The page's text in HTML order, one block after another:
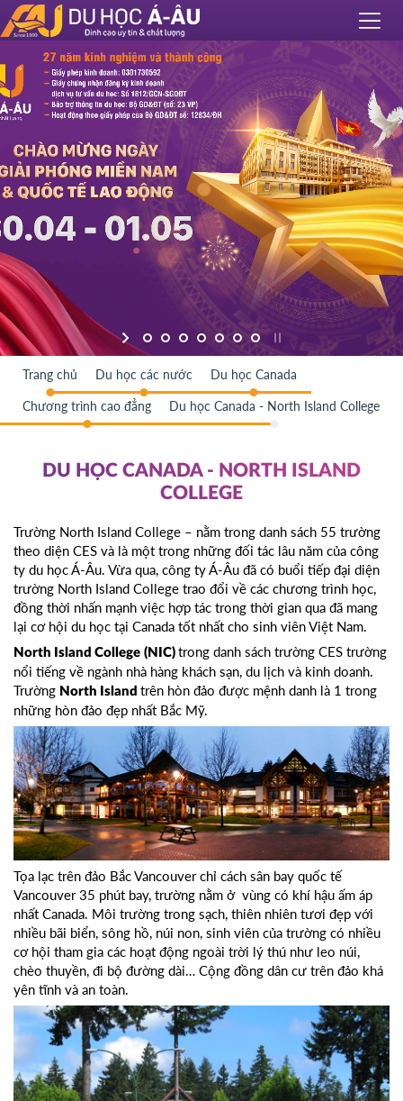
Trang chủ Du học các nước Du học Canada
Chương trình cao đẳng Du học Canada - North Island College
DU HỌC CANADA - NORTH ISLAND
COLLEGE
Trường North Island College – nằm trong danh sách 55 trường
theo diện CES và là một trong những đối tác lâu năm của công
ty du học Á-Âu. Vừa qua, công ty Á-Âu đã có buổi tiếp đại diện
trường North Island College trao đổi về các chương trình học,
đồng thời nhấn mạnh việc hợp tác trong thời gian qua đã mang
lại cơ hội du học tại Canada tốt nhất cho sinh viên Việt Nam.
North Island College (NIC) trong danh sách trường CES trường
nổi tiếng về ngành nhà hàng khách sạn, du lịch và kinh doanh.
Trường North Island trên hòn đảo được mệnh danh là 1 trong
những hòn đảo đẹp nhất Bắc Mỹ.
Tọa lạc trên đảo Bắc Vancouver chỉ cách sân bay quốc tế
Vancouver 35 phút bay, trường nằm ở vùng có khí hậu ấm áp
nhất Canada. Môi trường trong sạch, thiên nhiên tươi đẹp với
nhiều bãi biển, sông hồ, núi non, sinh viên của trường có nhiều
cơ hội tham gia các hoạt động ngoài trời lý thú như leo núi,
chèo thuyền, đi bộ đường dài… Cộng đồng dân cư trên đảo khá
yên tĩnh và an toàn.